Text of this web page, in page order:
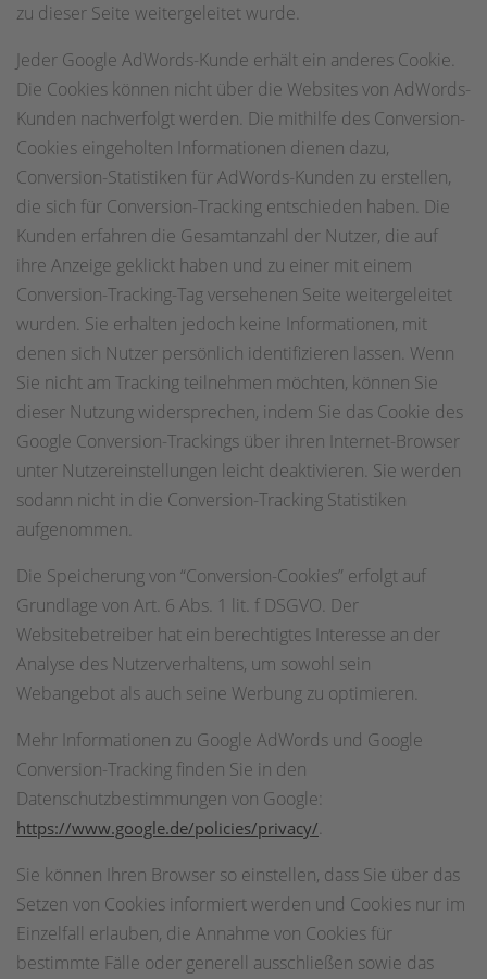
zu dieser Seite weitergeleitet wurde.
Jeder Google AdWords-Kunde erhält ein anderes Cookie.
Die Cookies können nicht über die Websites von AdWords-
Kunden nachverfolgt werden. Die mithilfe des Conversion-
Cookies eingeholten Informationen dienen dazu,
Conversion-Statistiken für AdWords-Kunden zu erstellen,
die sich für Conversion-Tracking entschieden haben. Die
Kunden erfahren die Gesamtanzahl der Nutzer, die auf
ihre Anzeige geklickt haben und zu einer mit einem
Conversion-Tracking-Tag versehenen Seite weitergeleitet
wurden. Sie erhalten jedoch keine Informationen, mit
denen sich Nutzer persönlich identifizieren lassen. Wenn
Sie nicht am Tracking teilnehmen möchten, können Sie
dieser Nutzung widersprechen, indem Sie das Cookie des
Google Conversion-Trackings über ihren Internet-Browser
unter Nutzereinstellungen leicht deaktivieren. Sie werden
sodann nicht in die Conversion-Tracking Statistiken
aufgenommen.
Die Speicherung von “Conversion-Cookies” erfolgt auf
Grundlage von Art. 6 Abs. 1 lit. f DSGVO. Der
Websitebetreiber hat ein berechtigtes Interesse an der
Analyse des Nutzerverhaltens, um sowohl sein
Webangebot als auch seine Werbung zu optimieren.
Mehr Informationen zu Google AdWords und Google
Conversion-Tracking finden Sie in den
Datenschutzbestimmungen von Google:
https://www.google.de/policies/privacy/.
Sie können Ihren Browser so einstellen, dass Sie über das
Setzen von Cookies informiert werden und Cookies nur im
Einzelfall erlauben, die Annahme von Cookies für
bestimmte Fälle oder generell ausschließen sowie das